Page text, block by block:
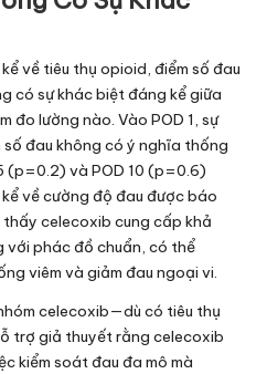
về tiêu thụ opioid, điểm số đau
có sự khác biệt đáng kể giữa
đo lường nào. Vào POD 1, sự
đau không có ý nghĩa thống
(p=0.2) và POD 10 (p=0.6)
về cường độ đau được báo
celecoxib cung cấp khả
với phác đồ chuẩn, có thể
viêm và giảm đau ngoại vi.
celecoxib—dù có tiêu thụ
trợ giả thuyết rằng celecoxib
kiểm soát đau đa mô mà